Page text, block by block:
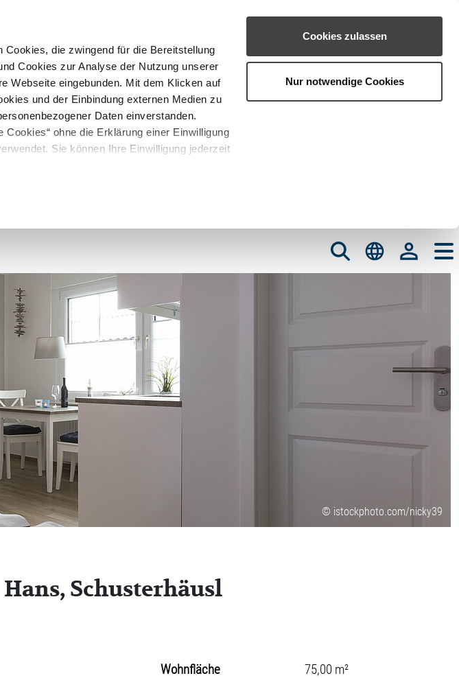
die zwingend für die Bereitstellung
Cookies zur Analyse der Nutzung unserer
Webseite eingebunden. Mit dem Klicken auf
und der Einbindung externen Medien zu
Daten einverstanden.
ohne die Erklärung einer Einwilligung
Sie können Ihre Einwilligung jederzeit
Cookies zulassen
Nur notwendige Cookies
© istockphoto.com/nicky39
Schusterhäusl
Wohnfläche
75,00 m²